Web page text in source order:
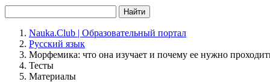
Найти
Nauka.Club | Образовательный портал
Русский язык
Морфемика: что она изучает и почему ее нужно
Тесты
Материалы